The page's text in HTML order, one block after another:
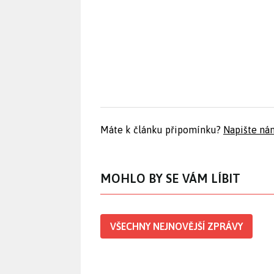
Máte k článku připomínku? Napište
MOHLO BY SE VÁM LÍBIT
VŠECHNY NEJNOVĚJŠÍ ZPRÁVY